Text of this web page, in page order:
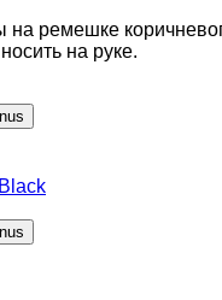
на ремешке
на руке.